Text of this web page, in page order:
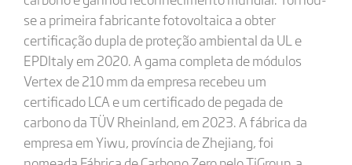
se a primeira fabricante fotovoltaica a obter
certificação dupla de proteção ambiental da UL e
EPDItaly em 2020. A gama completa de módulos
Vertex de 210 mm da empresa recebeu um
certificado LCA e um certificado de pegada de
carbono da TÜV Rheinland, em 2023. A fábrica da
empresa em Yiwu, província de Zhejiang, foi